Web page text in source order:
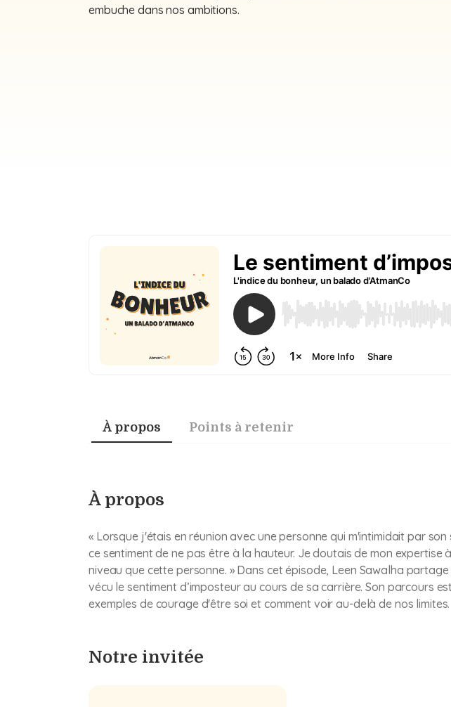
embuche dans nos ambitions.
À propos Points à retenir
À propos
« Lorsque j'étais en réunion avec une personne qui m'intimidait par
ce sentiment de ne pas être à la hauteur. Je doutais de mon expertise
niveau que cette personne. » Dans cet épisode, Leen Sawalha
vécu le sentiment d’imposteur au cours de sa carrière. Son parcours
exemples de courage d'être soi et comment voir au-delà de nos limites.
Notre invitée